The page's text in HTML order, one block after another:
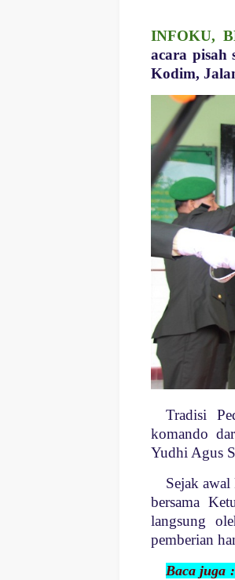
INFOKU,
acara pisah
Kodim,
Tradisi
komando
Yudhi Agus
Sejak awal
bersama
langsung
pemberian
Baca juga